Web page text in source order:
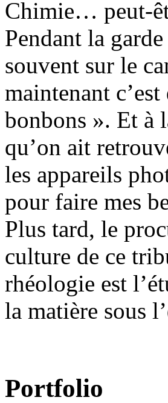
Chimie… peut-
Pendant la
souvent sur le
maintenant
bonbons ». Et à
qu’on ait
les appareils
pour faire mes
Plus tard, le
culture de ce
rhéologie est
la matière sous
Portfolio